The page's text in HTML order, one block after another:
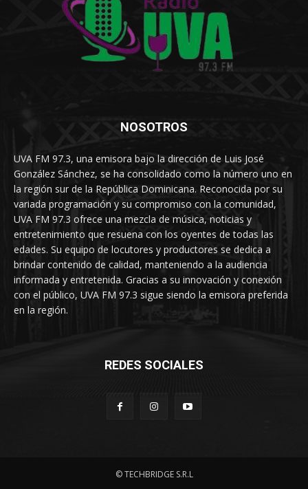
NOSOTROS
UVA FM 97.3, una emisora bajo la dirección de Luis José
González Sánchez, se ha consolidado como la número uno en
la región sur de la República Dominicana. Reconocida por su
variada programación y su compromiso con la comunidad,
UVA FM 97.3 ofrece una mezcla de música, noticias y
entretenimiento que resuena con los oyentes de todas las
edades. Su equipo de locutores y productores se dedica a
brindar contenido de calidad, manteniendo a la audiencia
informada y entretenida. Gracias a su innovación y conexión
con el público, UVA FM 97.3 sigue siendo la emisora preferida
en la región.
REDES SOCIALES
© TECHBRIDGE S.R.L